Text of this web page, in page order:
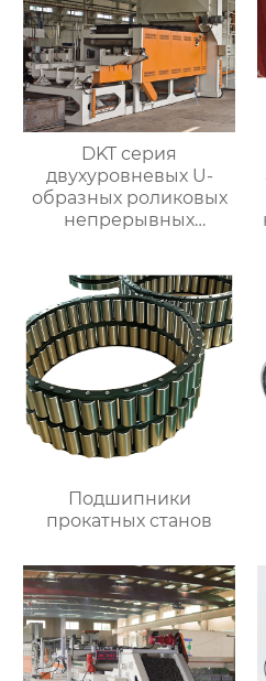
DKT серия
двухуровневых U-
образных роликовых
непрерывных
Подшипники
прокатных станов